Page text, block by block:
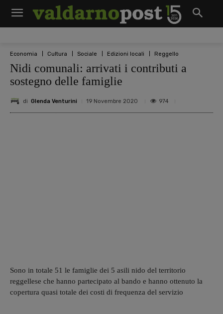
Economia Cultura Sociale Edizioni locali Reggello
Nidi comunali: arrivati i contributi a
sostegno delle famiglie
di Glenda Venturini 19 Novembre 2020 974
Sono in totale 51 le famiglie dei 5 asili nido del territorio
reggellese che hanno partecipato al bando e hanno ottenuto la
copertura quasi totale dei costi di frequenza del servizio